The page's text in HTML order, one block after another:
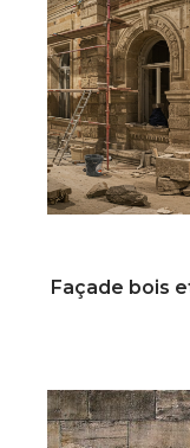
Façade bois